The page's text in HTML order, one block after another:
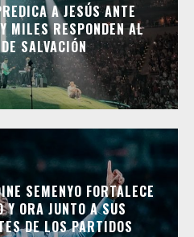
A JESÚS ANTE
MILES RESPONDEN AL
SALVACIÓN
SEMENYO FORTALECE
Y ORA JUNTO A SUS
DE LOS PARTIDOS